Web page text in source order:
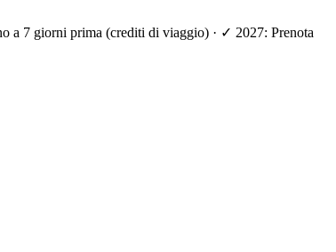
a 7 giorni prima (crediti di viaggio) · ✓ 2027: Prenota